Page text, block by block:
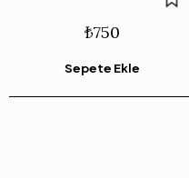
₺750
Sepete Ekle